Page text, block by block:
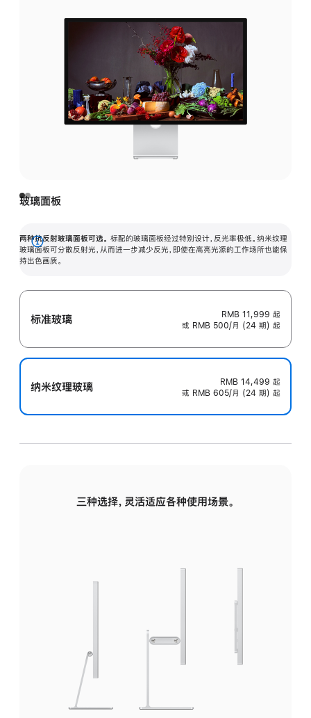
玻璃面板
两种抗反射玻璃面板可选。 标配的玻璃面板经过特别设计，反光率极低。纳米纹理
玻璃面板可分散反射光，从而进一步减少反光，即使在高亮光源的工作场所也能保
持出色画质。
展
开
标准玻璃 RMB 11,999 起
或 RMB 500/月 (24 期) 起
纳米纹理玻璃 RMB 14,499 起
或 RMB 605/月 (24 期) 起
三种选择，灵活适应各种使用场景。